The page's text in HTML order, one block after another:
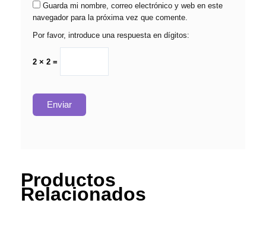
Guarda mi nombre, correo electrónico y web en este
navegador para la próxima vez que comente.
Por favor, introduce una respuesta en dígitos:
2 × 2 =
Productos
Relacionados